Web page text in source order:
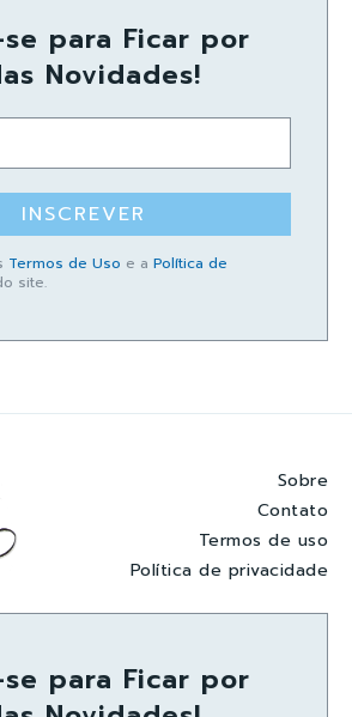
para Ficar por
Novidades!
INSCREVER
Termos de Uso e a Política de
site.
Sobre
Contato
Termos de uso
Política de privacidade
para Ficar por